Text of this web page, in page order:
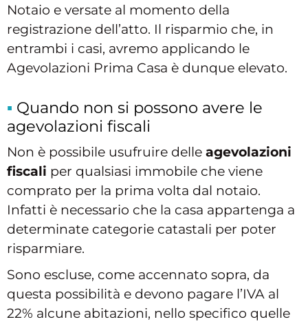
Notaio e versate al momento della
registrazione dell’atto. Il risparmio che, in
entrambi i casi, avremo applicando le
Agevolazioni Prima Casa è dunque elevato.
Quando non si possono avere le
agevolazioni fiscali
Non è possibile usufruire delle agevolazioni
fiscali per qualsiasi immobile che viene
comprato per la prima volta dal notaio.
Infatti è necessario che la casa appartenga a
determinate categorie catastali per poter
risparmiare.
Sono escluse, come accennato sopra, da
questa possibilità e devono pagare l’IVA al
22% alcune abitazioni, nello specifico quelle